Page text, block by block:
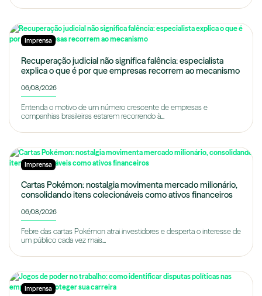
Imprensa
Recuperação judicial não significa falência: especialista
explica o que é por que empresas recorrem ao mecanismo
06/08/2026
Entenda o motivo de um número crescente de empresas e
companhias brasileiras estarem recorrendo à...
Imprensa
Cartas Pokémon: nostalgia movimenta mercado milionário,
consolidando itens colecionáveis como ativos financeiros
06/08/2026
Febre das cartas Pokémon atrai investidores e desperta o interesse de
um público cada vez mais...
Imprensa